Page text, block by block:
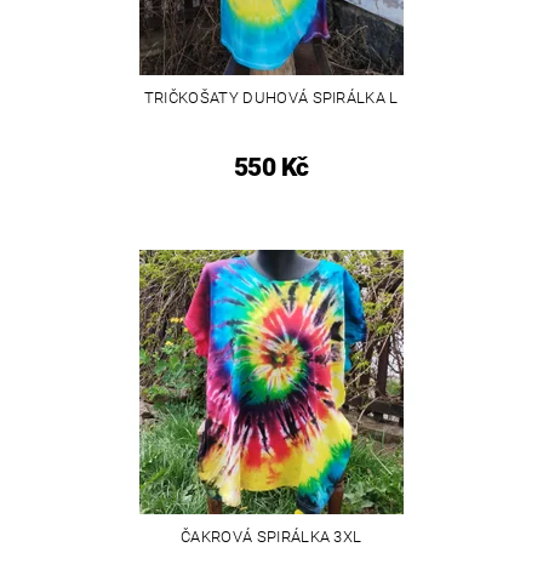
TRIČKOŠATY DUHOVÁ SPIRÁLKA L
550 Kč
ČAKROVÁ SPIRÁLKA 3XL